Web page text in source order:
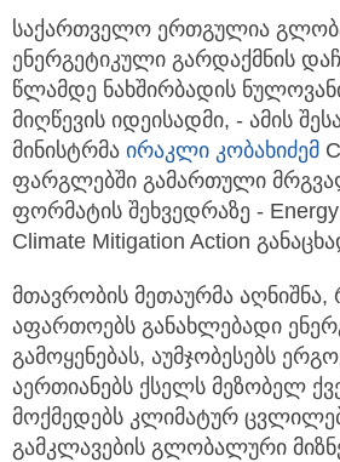
საქართველო ერთგულია
ენერგეტიკული გარდაქმნის
წლამდე ნახშირბადის ­
მიღწევის იდეისადმი, - ამის
მინისტრმა ირაკლი კობახიძემ
ფარგლებში გამართული
ფორმატის შეხვედრაზე -
Climate Mitigation Action
მთავრობის მეთაურმა
აფართოებს განახლებადი
გამოყენებას, აუმჯობესებს
აერთიანებს ქსელს მეზობელ
მოქმედებს კლიმატურ
გამკლავების გლობალური